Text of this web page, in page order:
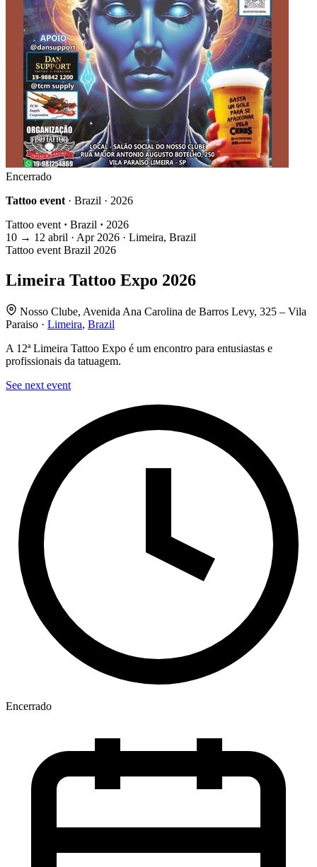
Encerrado
Tattoo event · Brazil · 2026
Tattoo event · Brazil · 2026
10 → 12 abril · Apr 2026 · Limeira, Brazil
Tattoo event Brazil 2026
Limeira Tattoo Expo 2026
Nosso Clube, Avenida Ana Carolina de Barros Levy, 325 – Vila
Paraiso · Limeira, Brazil
A 12ª Limeira Tattoo Expo é um encontro para entusiastas e
profissionais da tatuagem.
See next event
Encerrado